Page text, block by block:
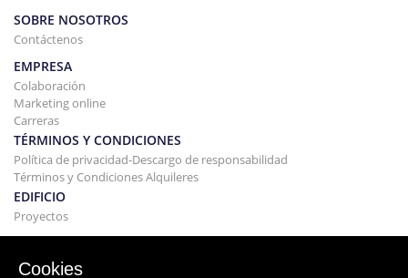
SOBRE NOSOTROS
Contáctenos
EMPRESA
Colaboración
Marketing online
Carreras
TÉRMINOS Y CONDICIONES
Política de privacidad-Descargo de responsabilidad
Términos y Condiciones Alquileres
EDIFICIO
Proyectos
Comprando tu casa
Cookies